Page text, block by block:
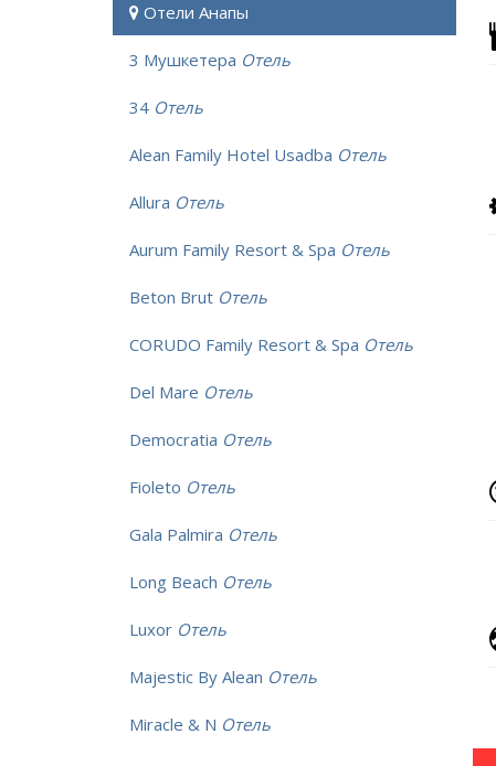
Отели Анапы
3 Мушкетера Отель
34 Отель
Alean Family Hotel Usadba Отель
Allura Отель
Aurum Family Resort & Spa Отель
Beton Brut Отель
CORUDO Family Resort & Spa Отель
Del Mare Отель
Democratia Отель
Fioleto Отель
Gala Palmira Отель
Long Beach Отель
Luxor Отель
Majestic By Alean Отель
Miracle & N Отель